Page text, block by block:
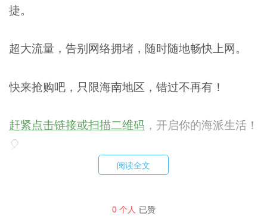
捷。
超大流量，告别网络拥堵，随时随地畅快上网。
快来抢购吧，只限海南地区，错过不再有！
赶紧点击链接或扫描二维码 ，开启你的海派生活！
🎈
阅读全文
0 个人 已赞